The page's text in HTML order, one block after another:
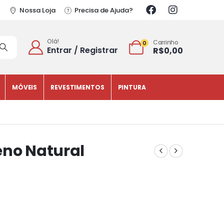
Nossa Loja Precisa de Ajuda?
Olá!
Entrar / Registrar
0 Carrinho
R$0,00
MÓVEIS REVESTIMENTOS PINTURA
Natural